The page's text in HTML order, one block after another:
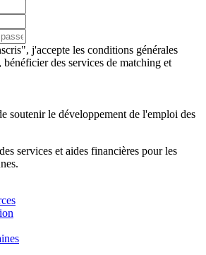
j'accepte les conditions générales
des services de matching et
soutenir le développement de l'emploi des
services et aides financières pour les